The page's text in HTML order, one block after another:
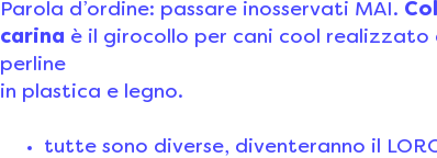
Parola d’ordine: passare inosservati MAI.
carina è il girocollo per cani cool realizzato
perline
in plastica e legno.
tutte sono diverse, diventeranno il